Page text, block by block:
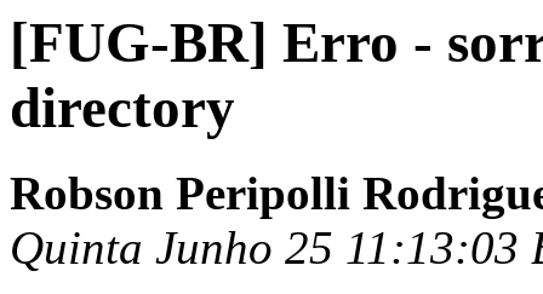
[FUG-BR] Erro -
directory
Robson Peripolli
Quinta Junho 25 11:13:03